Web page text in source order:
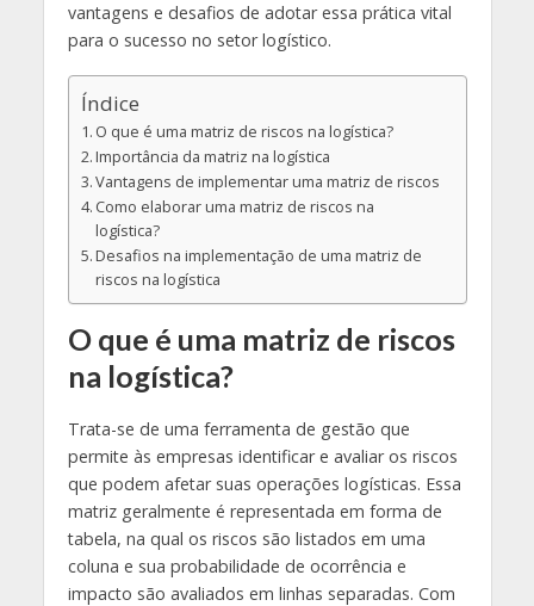
vantagens e desafios de adotar essa prática vital
para o sucesso no setor logístico.
Índice
O que é uma matriz de riscos na logística?
Importância da matriz na logística
Vantagens de implementar uma matriz de riscos
Como elaborar uma matriz de riscos na
logística?
Desafios na implementação de uma matriz de
riscos na logística
O que é uma matriz de riscos
na logística?
Trata-se de uma ferramenta de gestão que
permite às empresas identificar e avaliar os riscos
que podem afetar suas operações logísticas. Essa
matriz geralmente é representada em forma de
tabela, na qual os riscos são listados em uma
coluna e sua probabilidade de ocorrência e
impacto são avaliados em linhas separadas. Com